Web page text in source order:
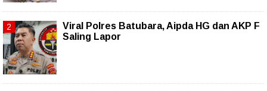
Viral Polres Batubara, Aipda HG dan AKP F
Saling Lapor